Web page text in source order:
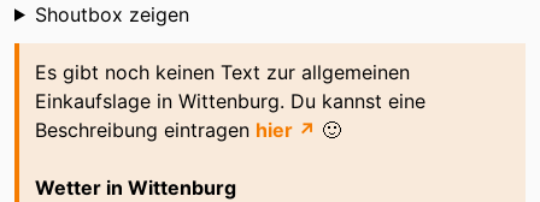
Shoutbox
Shoutbox zeigen
Es gibt noch keinen Text zur allgemeinen
Einkaufslage in Wittenburg. Du kannst eine
Beschreibung eintragen hier ↗ 🙂
Wetter in Wittenburg